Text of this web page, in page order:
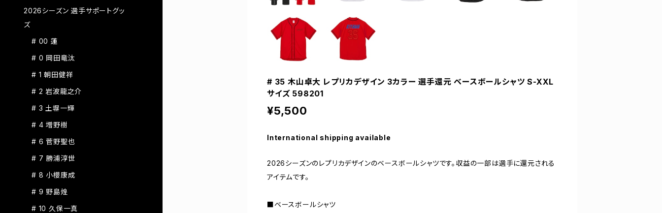
# 35 木山卓大 レプリカデザイン 3カラー 選手還元 ベースボールシャツ S-XXL
サイズ 598201
¥5,500
International shipping available
2026シーズンのレプリカデザインのベースボールシャツです。収益の一部は選手に還元される
アイテムです。
■ベースボールシャツ
2026シーズン 選手サポートグッ
ズ
# 00 蓮
# 0 岡田竜汰
# 1 朝田健祥
# 2 岩波龍之介
# 3 土塀一輝
# 4 増野樹
# 6 菅野聖也
# 7 勝浦淳世
# 8 小櫻康成
# 9 野島煌
# 10 久保一真